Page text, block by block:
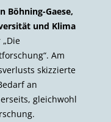
Böhning-Gaese,
und Klima
Am
skizzierte
an
gleichwohl